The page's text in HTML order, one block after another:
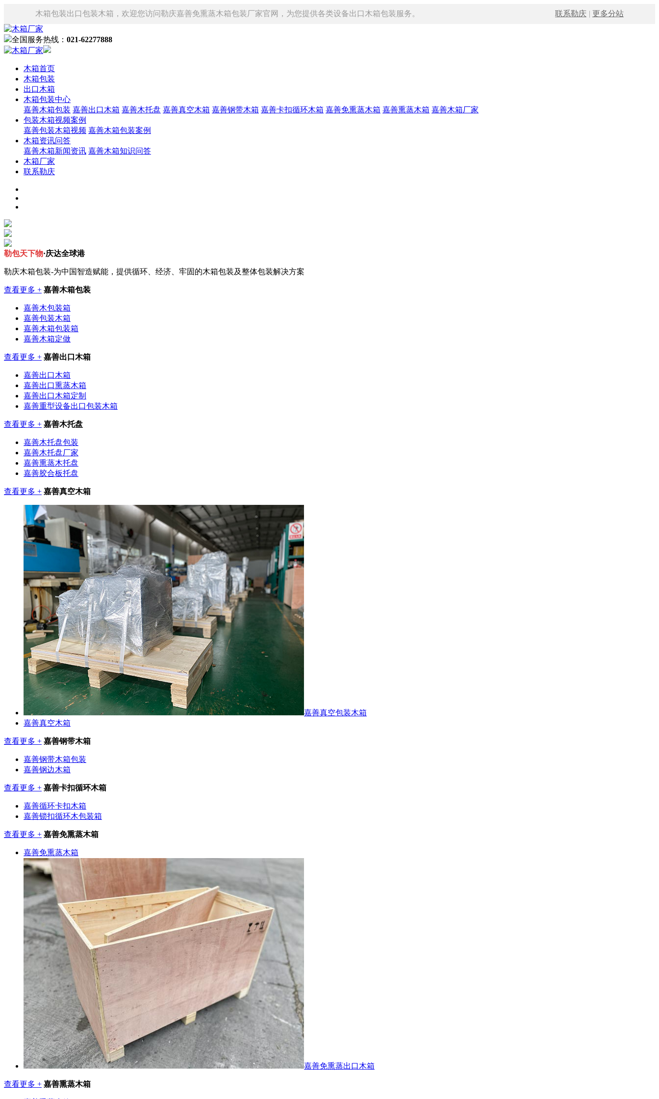
联系勒庆 | 更多分站
木箱包装出口包装木箱，欢迎您访问勒庆嘉善免熏蒸木箱包装厂家官网，为您提供各类设备出口木箱包装服务。
全国服务热线： 021-62277888
木箱首页
木箱包装
出口木箱
木箱包装中心
嘉善木箱包装 嘉善出口木箱 嘉善木托盘 嘉善真空木箱 嘉善钢带木箱 嘉善卡扣循环木箱 嘉善免熏蒸木箱 嘉善熏蒸木箱 嘉善木箱厂家
包装木箱视频案例
嘉善包装木箱视频 嘉善木箱包装案例
木箱资讯问答
嘉善木箱新闻资讯 嘉善木箱知识问答
木箱厂家
联系勒庆
勒包天下物·庆达全球港
勒庆木箱包装-为中国智造赋能，提供循环、经济、牢固的木箱包装及整体包装解决方案
查看更多 + 嘉善木箱包装
嘉善木包装箱
嘉善包装木箱
嘉善木箱包装箱
嘉善木箱定做
查看更多 + 嘉善出口木箱
嘉善出口木箱
嘉善出口熏蒸木箱
嘉善出口木箱定制
嘉善重型设备出口包装木箱
查看更多 + 嘉善木托盘
嘉善木托盘包装
嘉善木托盘厂家
嘉善熏蒸木托盘
嘉善胶合板托盘
查看更多 + 嘉善真空木箱
嘉善真空包装木箱
嘉善真空木箱
查看更多 + 嘉善钢带木箱
嘉善钢带木箱包装
嘉善钢边木箱
查看更多 + 嘉善卡扣循环木箱
嘉善循环卡扣木箱
嘉善锁扣循环木包装箱
查看更多 + 嘉善免熏蒸木箱
嘉善免熏蒸木箱
嘉善免熏蒸出口木箱
查看更多 + 嘉善熏蒸木箱